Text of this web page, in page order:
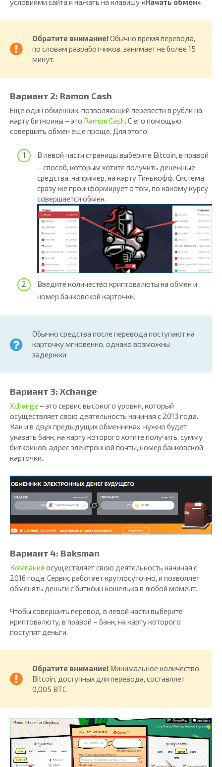
Обратите внимание!Обычно время перевода,
по словам разработчиков, занимает не более 15
минут.
Вариант 2: Ramon Cash
Еще один обменник, позволяющий перевести в рубли на
карту биткоины – это Ramon Cash . С его помощью
совершить обмен еще проще. Для этого:
В левой части страницы выберите Bitcoin, в правой
– способ, которым хотите получить денежные
средства. например, на карту Тинькофф. Система
сразу же проинформирует о том, по какому курсу
совершается обмен.
Введите количество криптовалюты на обмен и
номер банковской карточки.
Обычно средства после перевода поступают на
карточку мгновенно, однако возможны
задержки.
Вариант 3: Xchange
Xchange – это сервис высокого уровня, который
осуществляет свою деятельность начиная с 2013 года.
Как и в двух предыдущих обменниках, нужно будет
указать банк, на карту которого хотите получить, сумму
биткоинов, адрес электронной почты, номер банковской
карточки.
Вариант 4: Baksman
Компания осуществляет свою деятельность начиная с
2016 года. Сервис работает круглосуточно, и позволяет
обменять деньги с биткоин кошелька в любой момент.
Чтобы совершить перевод, в левой части выберите
криптовалюту, в правой – банк, на карту которого
поступят деньги.
Обратите внимание! Минимальное количество
Bitcoin, доступных для перевода, составляет
0,005 BTC.